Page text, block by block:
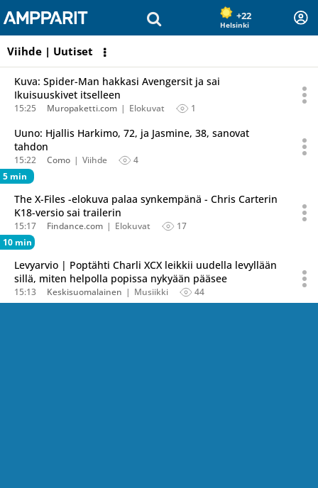
+22
Helsinki
Viihde | Uutiset
Kuva: Spider-Man hakkasi Avengersit ja sai
Ikuisuuskivet itselleen
15:25 Muropaketti.com Elokuvat 1
Uuno: Hjallis Harkimo, 72, ja Jasmine, 38, sanovat
tahdon
15:22 Como Viihde
4
5 min
The X-Files -elokuva palaa synkempänä - Chris Carterin
K18-versio sai trailerin
15:17 Findance.com Elokuvat
17
10 min
Levyarvio | Poptähti Charli XCX leikkii uudella levyllään
sillä, miten helpolla popissa nykyään pääsee
15:13 Keskisuomalainen Musiikki 44